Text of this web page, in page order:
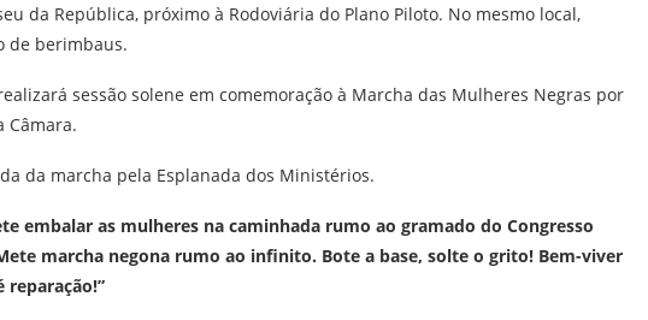
da República, próximo à Rodoviária do Plano Piloto. No mesmo local,
de berimbaus.
sessão solene em comemoração à Marcha das Mulheres Negras por
Câmara.
da marcha pela Esplanada dos Ministérios.
embalar as mulheres na caminhada rumo ao gramado do Congresso
marcha negona rumo ao infinito. Bote a base, solte o grito! Bem-viver
reparação!”